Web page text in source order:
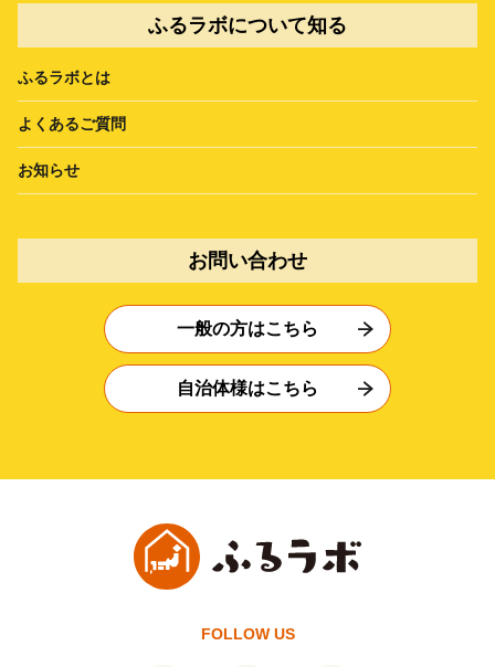
ふるラボについて知る
ふるラボとは
よくあるご質問
お知らせ
お問い合わせ
一般の方はこちら
自治体様はこちら
FOLLOW US